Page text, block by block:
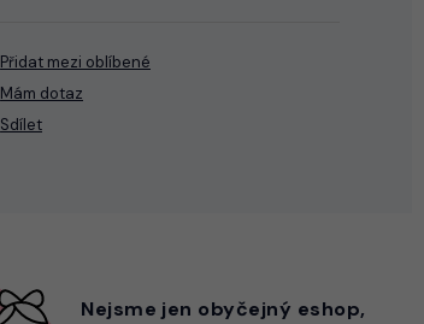
Přidat mezi oblíbené
Mám dotaz
Sdílet
Nejsme jen obyčejný eshop,